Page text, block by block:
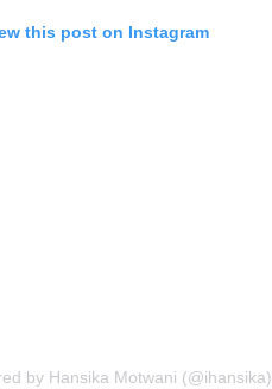
this post on Instagram
by Hansika Motwani (@ihansika)